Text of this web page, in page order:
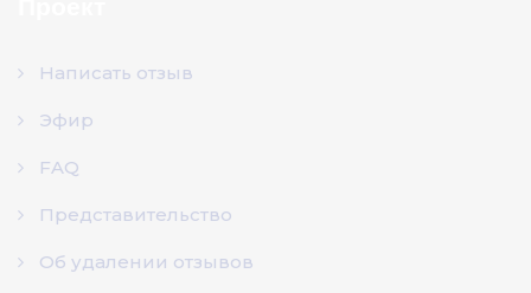
Написать отзыв
Эфир
FAQ
Представительство
Об удалении отзывов